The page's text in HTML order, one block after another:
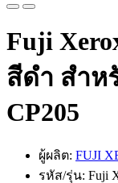
Fuji
สีดำ สำห
CP205
ผู้ผลิต: FUJI
รหัส/รุ่น: Fuji